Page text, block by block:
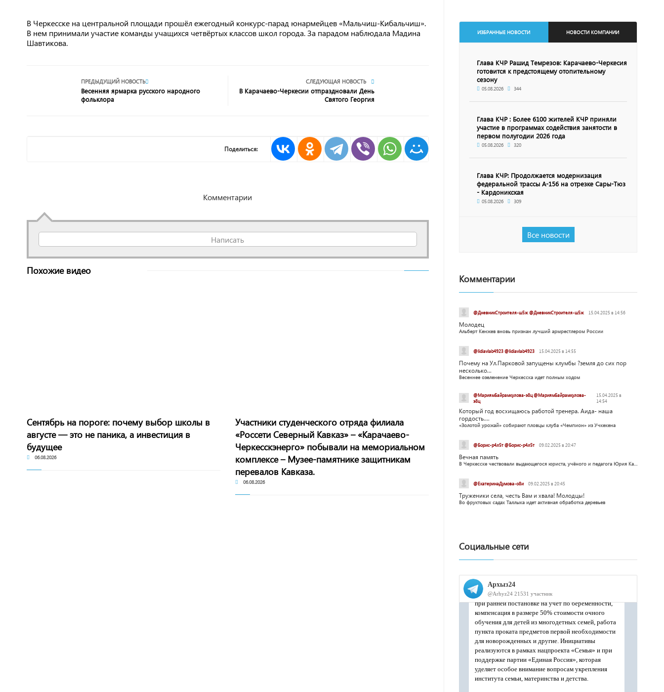
В Черкесске на центральной площади прошёл ежегодный конкурс-парад юнармейцев «Мальчиш-Кибальчиш».
В нем принимали участие команды учащихся четвёртых классов школ города. За парадом наблюдала Мадина
Шавтикова.
ПРЕДЫДУЩИЙ НОВОСТЬ
Весенняя ярмарка русского народного
фольклора
СЛЕДУЮЩАЯ НОВОСТЬ
В Карачаево-Черкесии отпраздновали День
Святого Георгия
Поделиться:
Комментарии
Написать
Похожие видео
Сентябрь на пороге: почему выбор школы в
августе — это не паника, а инвестиция в
будущее
06.08.2026
Участники студенческого отряда филиала
«Россети Северный Кавказ» – «Карачаево-
Черкесскэнерго» побывали на мемориальном
комплексе – Музее-памятнике защитникам
перевалов Кавказа.
06.08.2026
ИЗБРАННЫЕ НОВОСТИ НОВОСТИ КОМПАНИИ
Глава КЧР Рашид Темрезов: Карачаево-Черкесия
готовится к предстоящему отопительному
сезону
05.08.2026 344
Глава КЧР : Более 6100 жителей КЧР приняли
участие в программах содействия занятости в
первом полугодии 2026 года
05.08.2026 320
Глава КЧР: Продолжается модернизация
федеральной трассы А-156 на отрезке Сары-Тюз
- Кардоникская
05.08.2026 309
Все новости
Комментарии
@ДневникСтроителя-ш5ж @ДневникСтроителя-ш5ж 15.04.2025 в 14:56
Молодец
Альберт Кенжев вновь признан лучший армрестлером России
@lidiavlab4923 @lidiavlab4923 15.04.2025 в 14:55
Почему на Ул.Парковой запущены клумбы ?земля до сих пор
несколько...
Весеннее озеленение Черкесска идет полным ходом
@МариямБайрамкулова-э8ц @МариямБайрамкулова-
э8ц
15.04.2025 в
14:54
Который год восхищаюсь работой тренера. Аида- наша
гордость....
«Золотой урожай» собирают пловцы клуба «Чемпион» из Учкекена
@Борис-р4л5т @Борис-р4л5т 09.02.2025 в 20:47
Вечная память
В Черкесске чествовали выдающегося юриста, учёного и педагога Юрия Калмыкова
@ЕкатеринаДумова-о8и 09.02.2025 в 20:45
Труженики села, честь Вам и хвала! Молодцы!
Во фруктовых садах Таллыка идет активная обработка деревьев
Социальные сети